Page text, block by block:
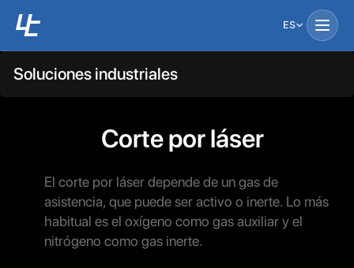
ES
Soluciones industriales
Corte por láser
El corte por láser depende de un gas de
asistencia, que puede ser activo o inerte. Lo más
habitual es el oxígeno como gas auxiliar y el
nitrógeno como gas inerte.